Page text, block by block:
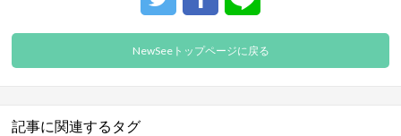
NewSeeトップページに戻る
記事に関連するタグ